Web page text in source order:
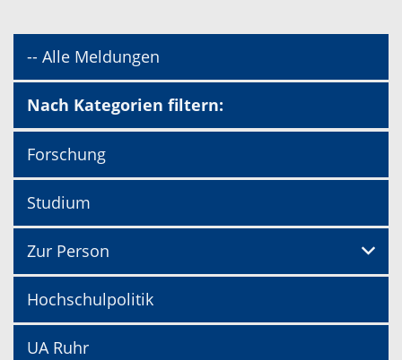
-- Alle Meldungen
Nach Kategorien filtern:
Forschung
Studium
Zur Person
Hochschulpolitik
UA Ruhr